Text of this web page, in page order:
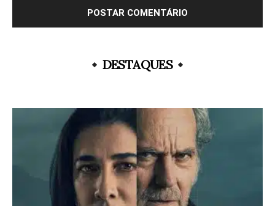
DESTAQUES